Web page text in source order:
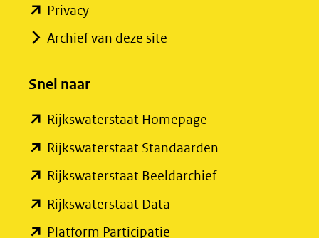
Privacy(opent
in
venster)
naar
een
andere
Archief van deze site
Snel naar
Rijkswaterstaat Homepage
in
Rijkswaterstaat Standaarden
Rijkswaterstaat Beeldarchief(opent
Rijkswaterstaat Data
Platform Participatie